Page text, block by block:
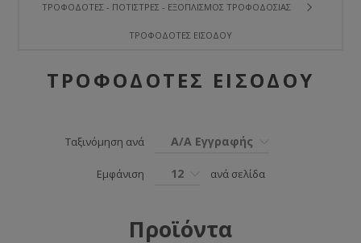
ΤΡΟΦΟΔΌΤΕΣ - ΠΟΤΊΣΤΡΕΣ - ΕΞΟΠΛΙΣΜΌΣ ΤΡΟΦΟΔΟΣΊΑΣ
ΤΡΟΦΟΔΌΤΕΣ ΕΙΣΌΔΟΥ
ΤΡΟΦΟΔΌΤΕΣ ΕΙΣΌΔΟΥ
Ταξινόμηση ανά Α/Α Εγγραφής
Εμφάνιση 12 ανά σελίδα
Προϊόντα